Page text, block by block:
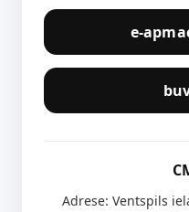
e-
Adrese: Ventspils